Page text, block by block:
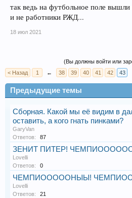
так ведь на футбольное поле
и не работники РЖД...
18 июл 2021
(Вы должны войти или
< Назад
1 ← 38 39 40 41 42 43
Предыдущие темы
Сборная. Какой мы её видим в
оставить, а кого гнать пинками?
GaryVan
Ответов:
87
ЗЕНИТ ПИТЕР!
Lovelli
Ответов:
0
ЧЕМПИОООООНЫЫ!
Lovelli
Ответов:
21